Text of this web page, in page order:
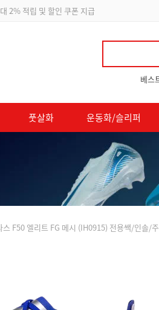
2% 적립 및 할인 쿠폰 지급
베스
풋살화 운동화/슬리퍼
F50 엘리트 FG 메시 (IH0915) 전용쌕/인솔/